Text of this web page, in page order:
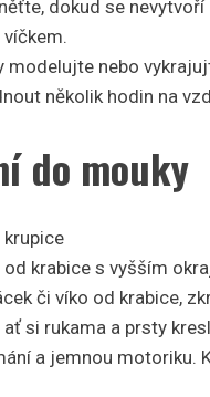
dokud se
modelujte nebo
několik hodin na
do mouky
krupice
od krabice s vyšším
či víko od krabice,
ať si rukama a prsty
a jemnou motoriku.